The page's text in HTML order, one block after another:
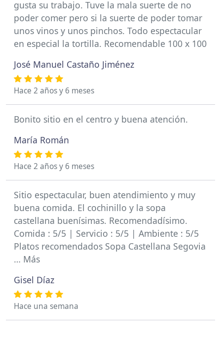
gusta su trabajo. Tuve la mala suerte de no
poder comer pero si la suerte de poder tomar
unos vinos y unos pinchos. Todo espectacular
en especial la tortilla. Recomendable 100 x 100
José Manuel Castaño Jiménez
Hace 2 años y 6 meses
Bonito sitio en el centro y buena atención.
María Román
Hace 2 años y 6 meses
Sitio espectacular, buen atendimiento y muy
buena comida. El cochinillo y la sopa
castellana buenísimas. Recomendadísimo.
Comida : 5/5 | Servicio : 5/5 | Ambiente : 5/5
Platos recomendados Sopa Castellana Segovia
… Más
Gisel Díaz
Hace una semana